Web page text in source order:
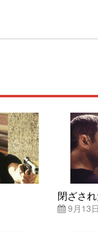
閉ざさ
9月13日